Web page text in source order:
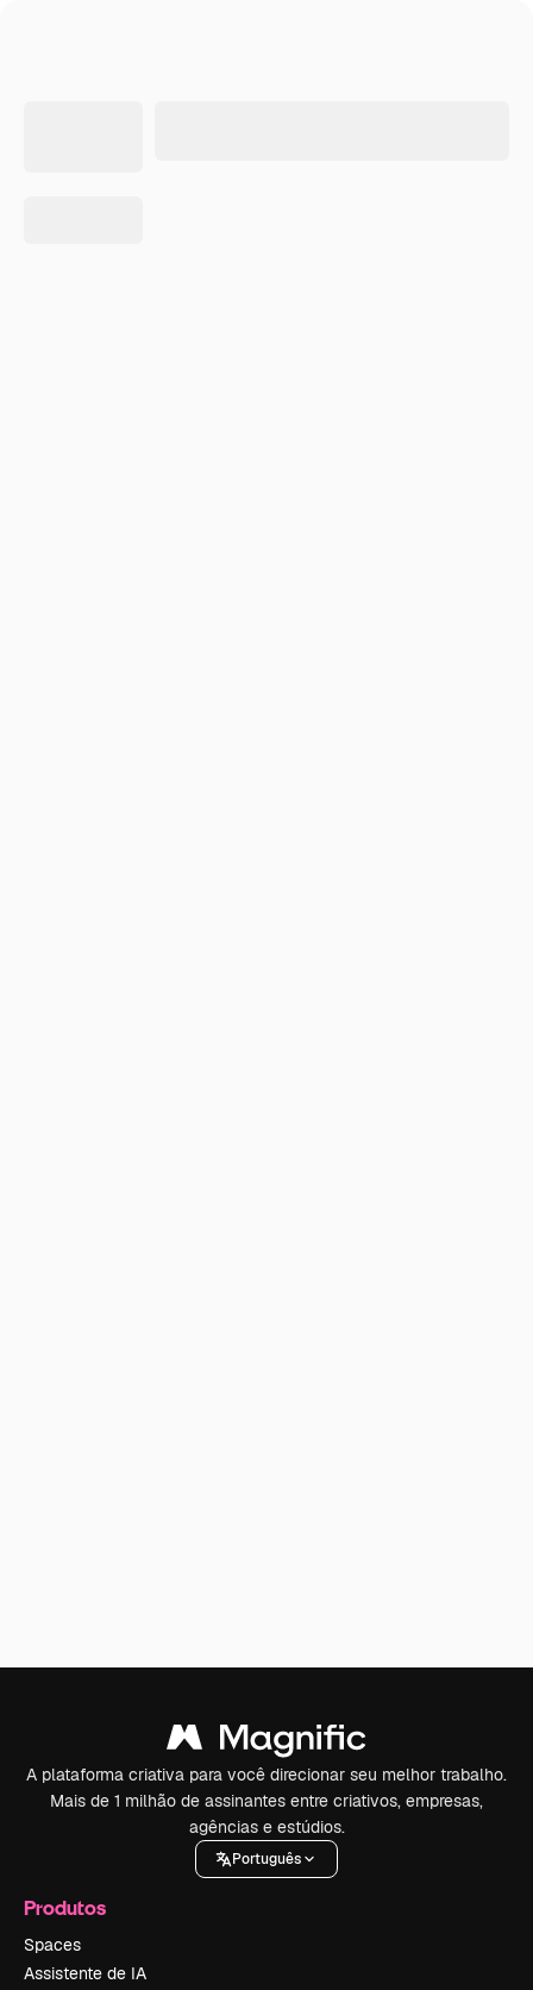
A plataforma criativa para você direcionar seu melhor trabalho.
Mais de 1 milhão de assinantes entre criativos, empresas,
agências e estúdios.
Português
Produtos
Spaces
Assistente de IA